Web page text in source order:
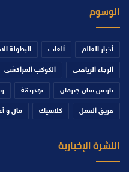
الوسوم
أخبار العالم ألعاب البطولة
الرجاء الرياضي الكوكب المراكشي
باريس سان جيرمان بودريقة
فريق العمل كلاسيك مال و
النشرة الإخبارية